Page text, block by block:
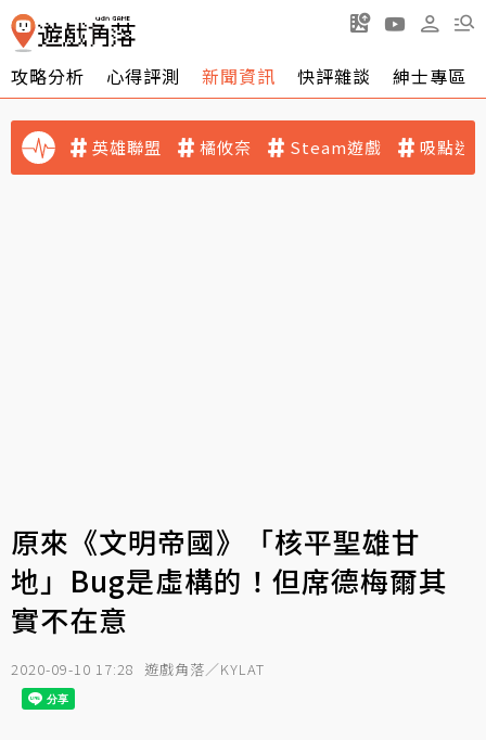
攻略分析 心得評測 新聞資訊 快評雜談 紳士專區
英雄聯盟 橘攸奈 Steam遊戲 吸點迷
原來《文明帝國》「核平聖雄甘
地」Bug是虛構的！但席德梅爾其
實不在意
2020-09-10 17:28 遊戲角落／KYLAT